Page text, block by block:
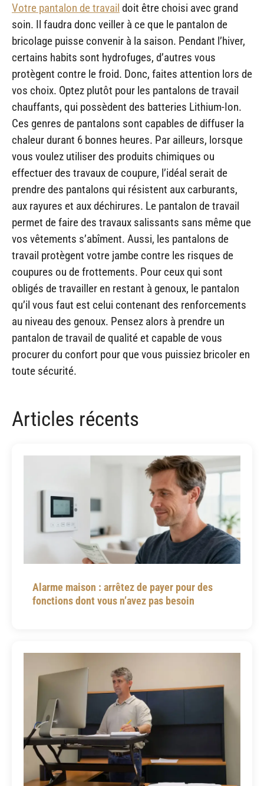
Votre pantalon de travail doit être choisi avec grand
soin. Il faudra donc veiller à ce que le pantalon de
bricolage puisse convenir à la saison. Pendant l’hiver,
certains habits sont hydrofuges, d’autres vous
protègent contre le froid. Donc, faites attention lors de
vos choix. Optez plutôt pour les pantalons de travail
chauffants, qui possèdent des batteries Lithium-Ion.
Ces genres de pantalons sont capables de diffuser la
chaleur durant 6 bonnes heures. Par ailleurs, lorsque
vous voulez utiliser des produits chimiques ou
effectuer des travaux de coupure, l’idéal serait de
prendre des pantalons qui résistent aux carburants,
aux rayures et aux déchirures. Le pantalon de travail
permet de faire des travaux salissants sans même que
vos vêtements s’abîment. Aussi, les pantalons de
travail protègent votre jambe contre les risques de
coupures ou de frottements. Pour ceux qui sont
obligés de travailler en restant à genoux, le pantalon
qu’il vous faut est celui contenant des renforcements
au niveau des genoux. Pensez alors à prendre un
pantalon de travail de qualité et capable de vous
procurer du confort pour que vous puissiez bricoler en
toute sécurité.
Articles récents
Alarme maison : arrêtez de payer pour des
fonctions dont vous n’avez pas besoin